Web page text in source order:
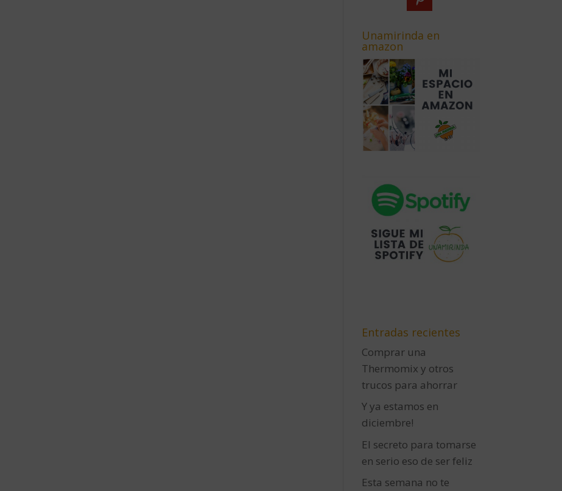
Unamirinda en
amazon
Entradas recientes
Comprar una
Thermomix y otros
trucos para ahorrar
Y ya estamos en
diciembre!
El secreto para tomarse
en serio eso de ser feliz
Esta semana no te